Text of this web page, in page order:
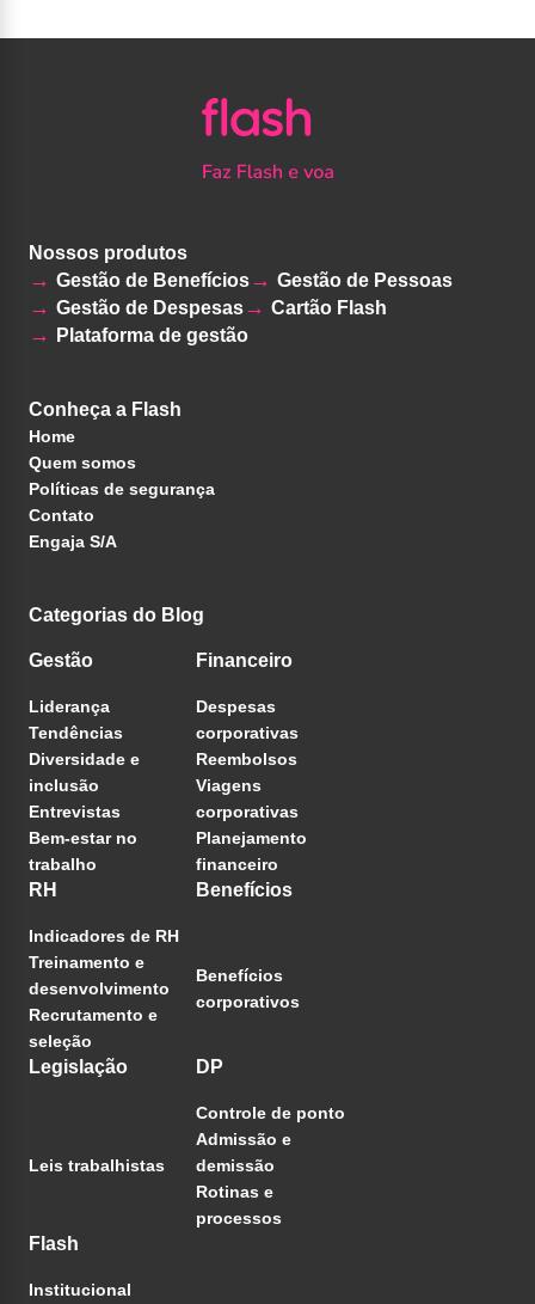
Nossos produtos
Gestão de Benefícios
Gestão de Pessoas
Gestão de Despesas
Cartão Flash
Plataforma de gestão
Conheça a Flash
Home
Quem somos
Políticas de segurança
Contato
Engaja S/A
Categorias do Blog
Gestão
Liderança
Tendências
Diversidade e
inclusão
Entrevistas
Bem-estar no
trabalho
Financeiro
Despesas
corporativas
Reembolsos
Viagens
corporativas
Planejamento
financeiro
RH
Indicadores de RH
Treinamento e
desenvolvimento
Recrutamento e
seleção
Benefícios
Benefícios
corporativos
Legislação
Leis trabalhistas
DP
Controle de ponto
Admissão e
demissão
Rotinas e
processos
Flash
Institucional